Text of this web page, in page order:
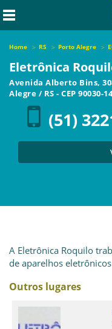
Home RS Porto Alegre
Eletrônica
Avenida Alberto Bins,
Alegre / RS - CEP 90030-
(51)
A Eletrônica Roquilo
de aparelhos
Outros lugares